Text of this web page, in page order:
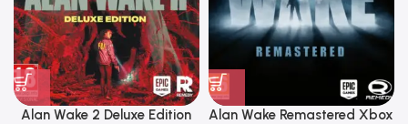
Alan Wake 2 Deluxe Edition
Alan Wake Remastered Xbox